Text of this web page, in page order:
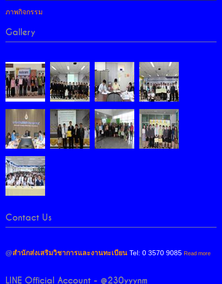
ภาพกิจกรรม
Gallery
Contact Us
@สำนักส่งเสริมวิชาการและงานทะเบียน Tel: 0 3570 9085 Read more
LINE Official Account - @230yyynm